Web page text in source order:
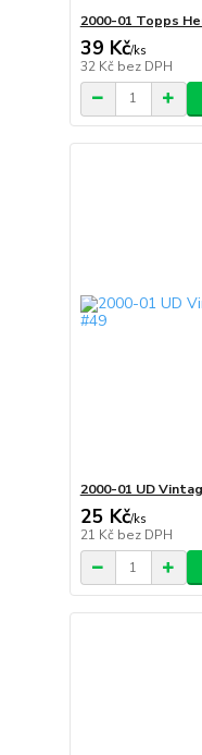
2000-01 Topps
39 Kč/ks
32 Kč bez DPH
2000-01 UD
25 Kč/ks
21 Kč bez DPH